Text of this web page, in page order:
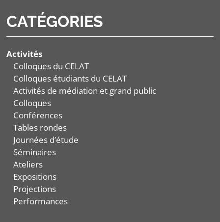
CATÉGORIES
Activités
Colloques du CELAT
Colloques étudiants du CELAT
Activités de médiation et grand public
Colloques
Conférences
Tables rondes
Journées d’étude
Séminaires
Ateliers
Expositions
Projections
Performances